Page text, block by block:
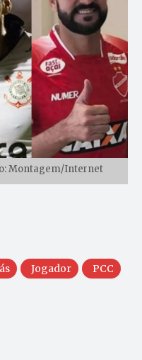
Montagem/Internet
Jogador PCC